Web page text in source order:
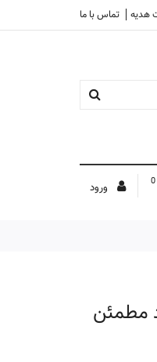
هدیه تماس با ما
0 ورود
مطمئن